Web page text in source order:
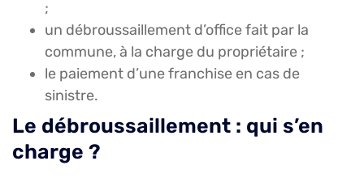
;
un débroussaillement d’office fait par la
commune, à la charge du propriétaire ;
le paiement d’une franchise en cas de
sinistre.
Le débroussaillement : qui s’en
charge ?